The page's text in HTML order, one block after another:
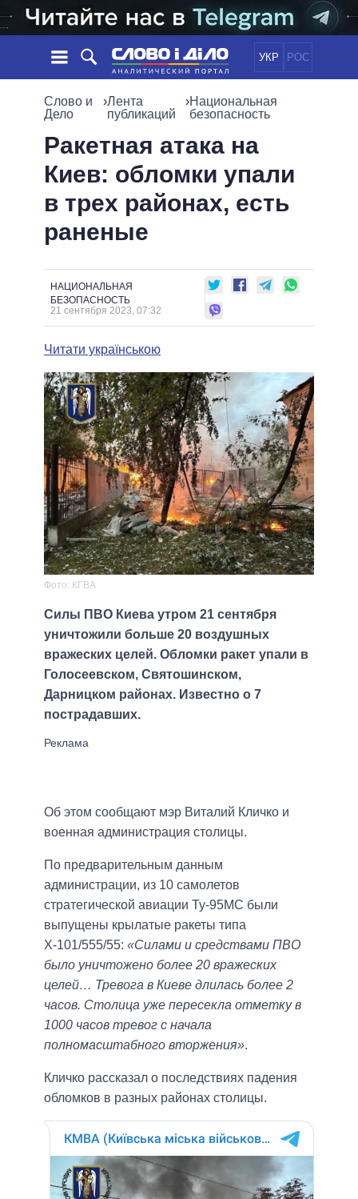
УКР РОС
НОВОСТИ
СТАТЬИ
МНЕНИЯ
ОБЗОРЫ
ОБЩЕСТВО
МИР
ПОЛИТИКИ
ВСЕ ПОЛИТИКИ
ПРЕЗИДЕНТ И ОФИС
ГЛАВЫ ОБЛАДМИНИСТРАЦИЙ
МЭРЫ
ВСЕ ПЕРСОНЫ
ИНФОГРАФИКА
ПОДДЕРЖАТЬ
СРАВНЕНИЕ ПОЛИТИКОВ
Слово и
Дело
›Лента
публикаций
›Национальная
безопасность
Ракетная атака на
Киев: обломки упали
в трех районах, есть
раненые
НАЦИОНАЛЬНАЯ
БЕЗОПАСНОСТЬ
21 сентября 2023, 07:32
Читати українською
Фото: КГВА
Силы ПВО Киева утром 21 сентября
уничтожили больше 20 воздушных
вражеских целей. Обломки ракет упали в
Голосеевском, Святошинском,
Дарницком районах. Известно о 7
пострадавших.
Об этом сообщают мэр Виталий Кличко и
военная администрация столицы.
По предварительным данным
администрации, из 10 самолетов
стратегической авиации Ту-95МС были
выпущены крылатые ракеты типа
Х-101/555/55: «Силами и средствами ПВО
было уничтожено более 20 вражеских
целей… Тревога в Киеве длилась более 2
часов. Столица уже пересекла отметку в
1000 часов тревог с начала
полномасштабного вторжения».
Кличко рассказал о последствиях падения
обломков в разных районах столицы.